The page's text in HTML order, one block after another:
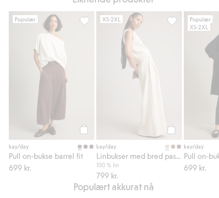
Populær
Legg til
kay/day
Pull on-bukse barrel fit
699 kr.
Pull on-bukse barrel fit, Legg til i favoriter
XS-2XL
Legg til
kay/day
100 % lin
799 kr.
Linbukser
Populær
XS-2XL
kay/day
Pull on-
699 kr.
Populært akkurat nå